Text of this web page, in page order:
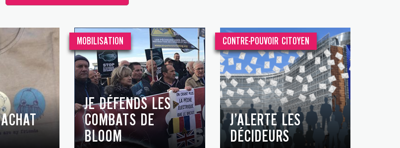
MOBILISATION
JE DÉFENDS LES
COMBATS DE
BLOOM
CONTRE-POUVOIR CITOYEN
J’ALERTE LES
DÉCIDEURS